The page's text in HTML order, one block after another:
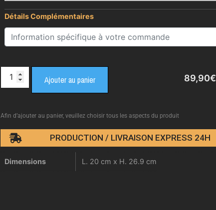
Détails Complémentaires
89,90€
Ajouter au panier
Afin d’ajouter au panier, veuillez choisir tous les aspects du produit
PRODUCTION / LIVRAISON EXPRESS 24H
Dimensions L. 20 cm x H. 26.9 cm